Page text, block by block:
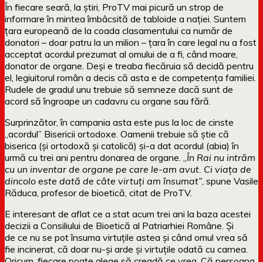
În fiecare seară, la știri, ProTV mai picură un strop de
informare în mintea îmbâcsită de tabloide a nației. Suntem
țara europeană de la coada clasamentului ca număr de
donatori – doar patru la un milion – țara în care legal nu a fost
acceptat acordul prezumat al omului de a fi, când moare,
donator de organe. Deși e treaba fiecăruia să decidă pentru
el, legiuitorul român a decis că asta e de competența familiei.
Rudele de gradul unu trebuie să semneze dacă sunt de
acord să îngroape un cadavru cu organe sau fără.
Surprinzător, în campania asta este pus la loc de cinste
„acordul” Bisericii ortodoxe. Oamenii trebuie să știe că
biserica (și ortodoxă și catolică) și-a dat acordul (abia) în
urmă cu trei ani pentru donarea de organe. „ În Rai nu intrăm
cu un inventar de organe pe care le-am avut. Ci viața de
dincolo este dată de câte virtuți am însumat” , spune Vasile
Răduca, profesor de bioetică, citat de ProTV.
E interesant de aflat ce a stat acum trei ani la baza acestei
decizii a Consiliului de Bioetică al Patriarhiei Române. Și
de ce nu se pot însuma virtuțile astea și când omul vrea să
fie incinerat, că doar nu-și arde și virtuțile odată cu carnea.